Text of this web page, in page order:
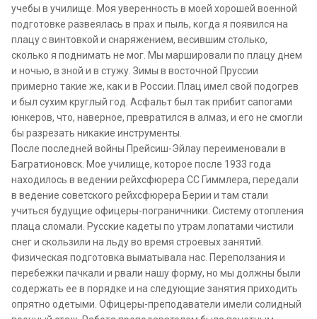
учебы в училище. Моя уверенность в моей хорошей военной
подготовке развеялась в прах и пыль, когда я появился на
плацу с винтовкой и снаряжением, весившим столько,
сколько я поднимать не мог. Мы маршировали по плацу днем
и ночью, в зной и в стужу. Зимы в восточной Пруссии
примерно такие же, как и в России. Плац имел свой подогрев
и был сухим круглый год. Асфальт был так прибит сапогами
юнкеров, что, наверное, превратился в алмаз, и его не смогли
бы разрезать никакие инструменты.
После последней войны Прейсиш-Эйлау переименовали в
Багратионовск. Мое училище, которое после 1933 года
находилось в ведении рейхсфюрера СС Гиммлера, передали
в ведение советского рейхсфюрера Берии и там стали
учиться будущие офицеры-пограничники. Систему отопления
плаца сломали. Русские кадеты по утрам лопатами чистили
снег и скользили на льду во время строевых занятий.
Физическая подготовка выматывала нас. Переползания и
перебежки пачкали и рвали нашу форму, но мы должны были
содержать ее в порядке и на следующие занятия приходить
опрятно одетыми. Офицеры-преподаватели имели солидный